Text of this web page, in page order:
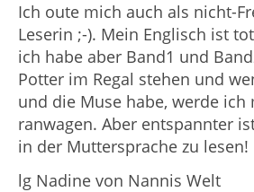
Ich oute mich auch als nicht-
Leserin ;-). Mein Englisch ist
ich habe aber Band1 und
Potter im Regal stehen und
und die Muse habe, werde ich
ranwagen. Aber entspannter
in der Muttersprache zu lesen!
lg Nadine von Nannis Welt